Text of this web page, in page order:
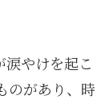
やけを起こ
のがあり、時